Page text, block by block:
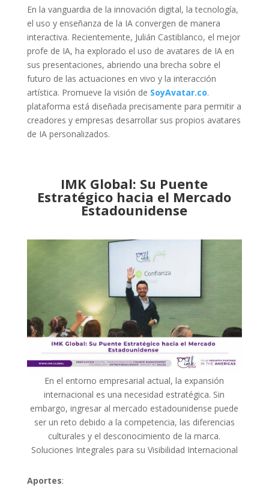
En la vanguardia de la innovación digital, la tecnología,
el uso y enseñanza de la IA convergen de manera
interactiva. Recientemente, Julián Castiblanco, el mejor
profe de IA, ha explorado el uso de avatares de IA en
sus presentaciones, abriendo una brecha sobre el
futuro de las actuaciones en vivo y la interacción
artística. Promueve la visión de SoyAvatar.co.
plataforma está diseñada precisamente para permitir a
creadores y empresas desarrollar sus propios avatares
de IA personalizados.
IMK Global: Su Puente
Estratégico hacia el Mercado
Estadounidense
En el entorno empresarial actual, la expansión
internacional es una necesidad estratégica. Sin
embargo, ingresar al mercado estadounidense puede
ser un reto debido a la competencia, las diferencias
culturales y el desconocimiento de la marca.
Soluciones Integrales para su Visibilidad Internacional
Aportes: